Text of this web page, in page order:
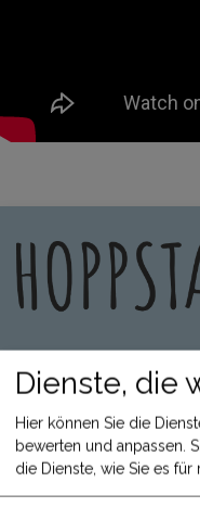
ÜBER UNS
Kontakt
Was uns wichtig ist
Über Hoppstar
Dienste, die
Hier können Sie die
bewerten und anpassen.
die Dienste, wie Sie es für